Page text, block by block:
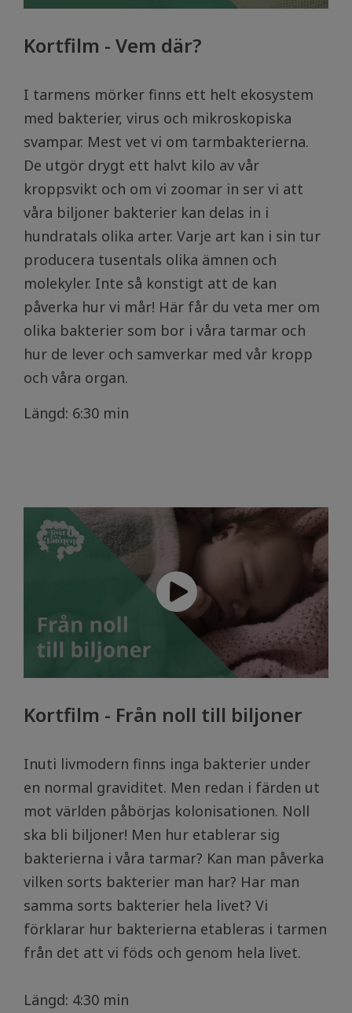
Kortfilm - Vem där?
I tarmens mörker finns ett helt ekosystem
med bakterier, virus och mikroskopiska
svampar. Mest vet vi om tarmbakterierna.
De utgör drygt ett halvt kilo av vår
kroppsvikt och om vi zoomar in ser vi att
våra biljoner bakterier kan delas in i
hundratals olika arter. Varje art kan i sin tur
producera tusentals olika ämnen och
molekyler. Inte så konstigt att de kan
påverka hur vi mår! Här får du veta mer om
olika bakterier som bor i våra tarmar och
hur de lever och samverkar med vår kropp
och våra organ.
Längd: 6:30 min
Kortfilm - Från noll till biljoner
Inuti livmodern finns inga bakterier under
en normal graviditet. Men redan i färden ut
mot världen påbörjas kolonisationen. Noll
ska bli biljoner! Men hur etablerar sig
bakterierna i våra tarmar? Kan man påverka
vilken sorts bakterier man har? Har man
samma sorts bakterier hela livet? Vi
förklarar hur bakterierna etableras i tarmen
från det att vi föds och genom hela livet.
Längd: 4:30 min